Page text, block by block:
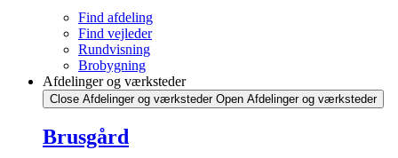
Find afdeling
Find vejleder
Rundvisning
Brobygning
Afdelinger og værksteder
Close Afdelinger og værksteder Open Afdelinger og værksteder
Brusgård